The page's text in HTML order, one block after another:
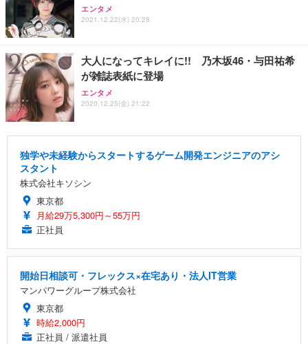
エンタメ
2021.12.22(水) 20:28
大人になってキレイに!! 乃木坂46・与田祐希
が雑誌表紙に登場
エンタメ
2020.12.25(金) 21:22
独学や未経験からスタートするゲーム開発エンジニアのアシ
スタント
株式会社キソシン
東京都
月給29万5,300円～55万円
正社員
開始日相談可・フレックス×在宅あり・法人IT営業
マンパワーグループ株式会社
東京都
時給2,000円
正社員 / 派遣社員